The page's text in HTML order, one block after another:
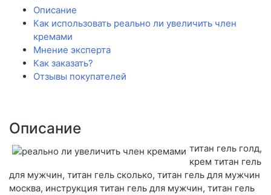
Описание
Как использовать реально ли увеличить член
кремами
Мнение эксперта
Как заказать?
Отзывы покупателей
Описание
титан гель голд,
крем титан гель
для мужчин, титан гель сколько, титан гель для мужчин
москва, инструкция титан гель для мужчин, титан гель